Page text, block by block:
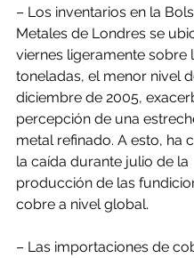
– Los inventarios en la
Metales de Londres se
viernes ligeramente sobre
toneladas, el menor nivel
diciembre de 2005,
percepción de una
metal refinado. A esto, ha
la caída durante julio de la
producción de las
cobre a nivel global.
– Las importaciones de